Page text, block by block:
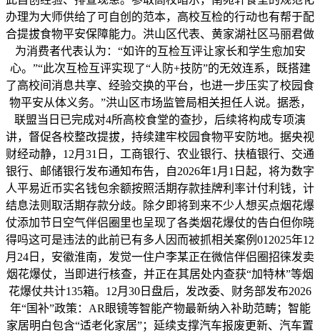
办理为大师供给了可自创的范本，高校互检的行动也有帮于配
合提拔食物平安保障能力。洪山区代表、黄家湖社区马丽君做
为消费者代表认为：“如许的互检互评让家长和学生愈加安
心。”“此次互检互评实现了“人防+技防”的无效连系，既搭建
了高校间消息共享、经验交换的平台，也进一步压实了校园食
物平安从体义务。”洪山区市场监管局相关担任人说。据悉，
联盟当日已完成对4所高校食堂的查抄，后续将构成专项演
讲，督促各校整改提拔，持续建牢校园食物平安防地。据央视
财经动静，12月31日，工商银行、农业银行、扶植银行、交通
银行、邮储银行发布通知布告，自2026年1月1日起，将为数字
人平易近币实名钱包余额按照活期存款挂牌利率计付利钱，计
结息法则取活期存款分歧。除夕即将到来不少人想买点烟花爆
仗添加节日空气伴侣圈里也呈现了各类烟花爆仗的告白但你晓
得吗这可是违法的此前已有多人因而被抓相关案例012025年12
月24日，安徽淮南，发觉一住户李某正在微信伴侣圈招徕发卖
烟花爆仗，当即进行核查，并正在其居处内查获“加特林”等烟
花爆仗共计135箱。12月30日盘后，发改委、财务部发布2026
年“国补”政策：AR眼镜等智能产物最新纳入补助范畴；智能
家居明白包含“适老化家居”；延续支撑汽车报废更新、汽车置